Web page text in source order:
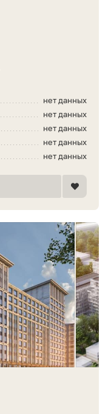
нет данных
нет данных
нет данных
нет данных
нет данных